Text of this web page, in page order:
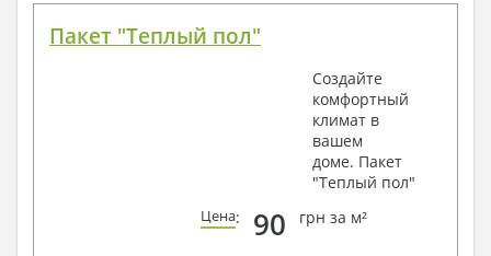
Пакет "Теплый пол"
Создайте
комфортный
климат в
вашем
доме. Пакет
"Теплый пол"
Цена: 90 грн за м²